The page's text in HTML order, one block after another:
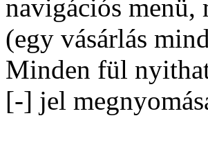
navigációs menü,
(egy vásárlás
Minden fül
[-] jel